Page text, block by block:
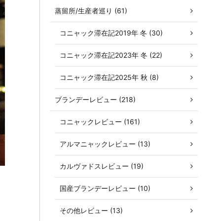
蒸留所/生産者巡り (61)
コニャック滞在記2019年 冬 (30)
コニャック滞在記2023年 冬 (22)
コニャック滞在記2025年 秋 (8)
ブランデーレビュー (218)
コニャックレビュー (161)
アルマニャックレビュー (13)
カルヴァドスレビュー (19)
国産ブランデーレビュー (10)
その他レビュー (13)